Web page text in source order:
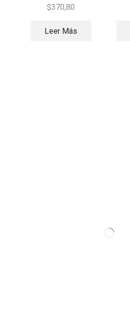
Series
$370,80
Leer Más